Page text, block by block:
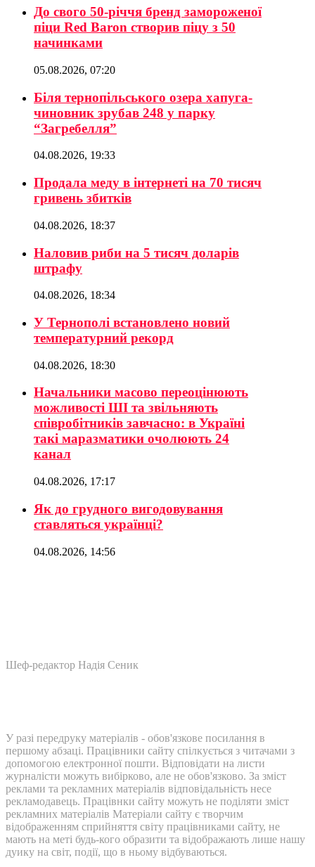
До свого 50-річчя бренд замороженої
піци Red Baron створив піцу з 50
начинками
05.08.2026, 07:20
Біля тернопільського озера хапуга-
чиновник зрубав 248 у парку
“Загребелля”
04.08.2026, 19:33
Продала меду в інтернеті на 70 тисяч
гривень збитків
04.08.2026, 18:37
Наловив риби на 5 тисяч доларів
штрафу
04.08.2026, 18:34
У Тернополі встановлено новий
температурний рекорд
04.08.2026, 18:30
Начальники масово переоцінюють
можливості ШІ та звільняють
співробітників завчасно: в Україні
такі маразматики очолюють 24
канал
04.08.2026, 17:17
Як до грудного вигодовування
ставляться українці?
04.08.2026, 14:56
Шеф-редактор Надія Сеник
У разі передруку матеріалів - обов'язкове посилання в
першому абзаці. Працівники сайту спілкується з читачами з
допомогою електронної пошти. Відповідати на листи
журналісти можуть вибірково, але не обов'язково. За зміст
реклами та рекламних матеріалів відповідальність несе
рекламодавець. Працівнки сайту можуть не поділяти зміст
рекламних матеріалів Матеріали сайту є творчим
відображенням сприйняття світу працівниками сайту, не
мають на меті будь-кого образити та відображають лише нашу
дуику на світ, події, що в ньому відбуваються.